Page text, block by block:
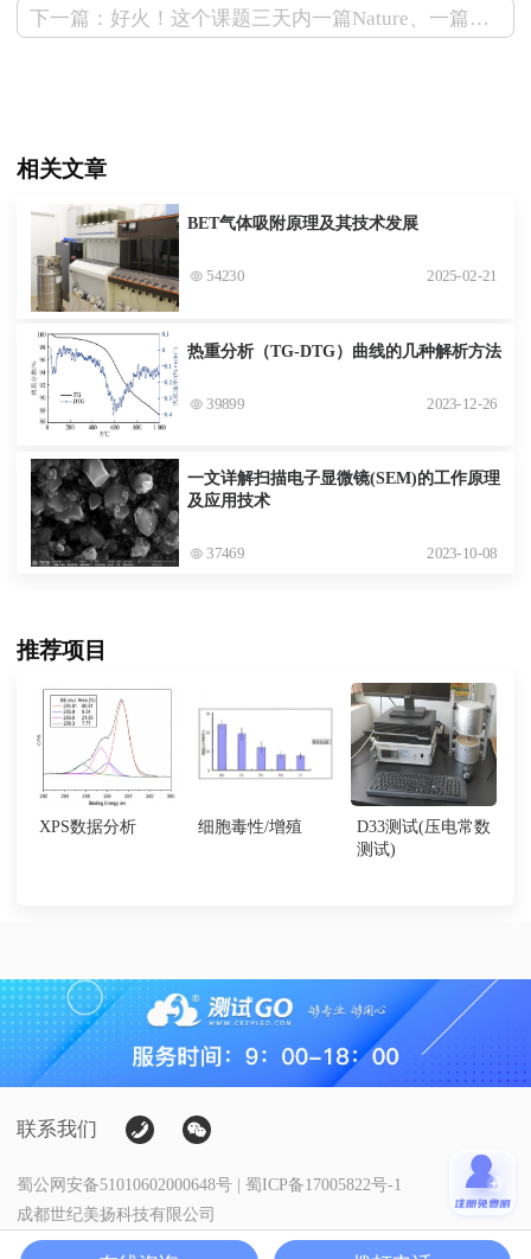
下一篇：好火！这个课题三天内一篇Nature、一篇Nature Energy！
相关文章
BET气体吸附原理及其技术发展
54230 2025-02-21
热重分析（TG-DTG）曲线的几种解析方法
39899 2023-12-26
一文详解扫描电子显微镜(SEM)的工作原理
及应用技术
37469 2023-10-08
推荐项目
XPS数据分析 细胞毒性/增殖
D33测试(压电常数
测试)
联系我们
蜀公网安备51010602000648号 | 蜀ICP备17005822号-1
成都世纪美扬科技有限公司
Copyright@测试狗·科研服务